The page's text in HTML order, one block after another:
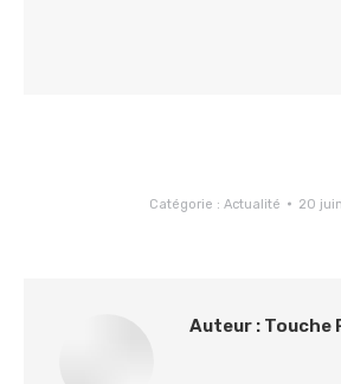
Catégorie : Actualité 20
Auteur : Touche